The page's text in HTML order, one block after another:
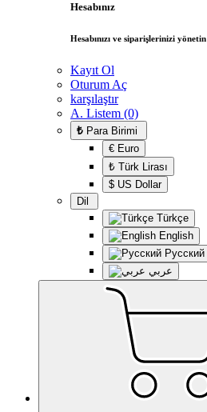
Hesabınız
Hesabınızı ve siparişlerinizi yönetin
Kayıt Ol
Oturum Aç
karşılaştır
A. Listem (0)
₺ Para Birimi
€ Euro
₺ Türk Lirası
$ US Dollar
Dil
Türkçe
English
Русский
عربي